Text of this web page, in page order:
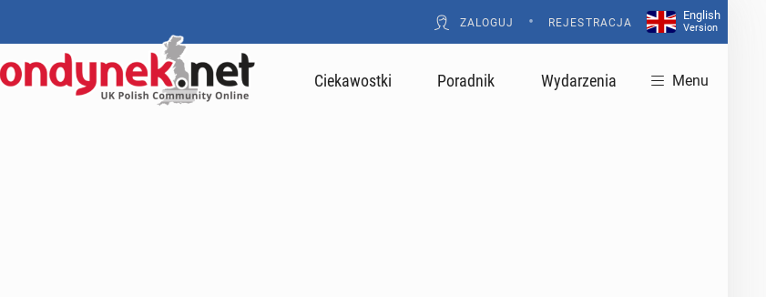
ZALOGUJ • REJESTRACJA
English
Version
Ciekawostki Poradnik Wydarzenia Menu